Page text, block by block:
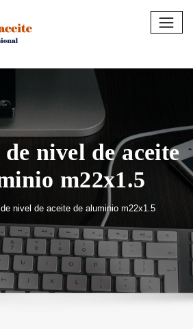
nivel de aceite
m22x1.5
de nivel de aceite de aluminio m22x1.5